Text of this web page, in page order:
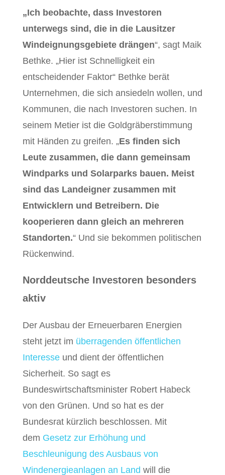
„Ich beobachte, dass Investoren
unterwegs sind, die in die Lausitzer
Windeignungsgebiete drängen“, sagt Maik
Bethke. „Hier ist Schnelligkeit ein
entscheidender Faktor“ Bethke berät
Unternehmen, die sich ansiedeln wollen, und
Kommunen, die nach Investoren suchen. In
seinem Metier ist die Goldgräberstimmung
mit Händen zu greifen. „Es finden sich
Leute zusammen, die dann gemeinsam
Windparks und Solarparks bauen. Meist
sind das Landeigner zusammen mit
Entwicklern und Betreibern. Die
kooperieren dann gleich an mehreren
Standorten.“ Und sie bekommen politischen
Rückenwind.
Norddeutsche Investoren besonders
aktiv
Der Ausbau der Erneuerbaren Energien
steht jetzt im überragenden öffentlichen
Interesseund dient der öffentlichen
Sicherheit. So sagt es
Bundeswirtschaftsminister Robert Habeck
von den Grünen. Und so hat es der
Bundesrat kürzlich beschlossen. Mit
dem Gesetz zur Erhöhung und
Beschleunigung des Ausbaus von
Windenergieanlagen an Land will die